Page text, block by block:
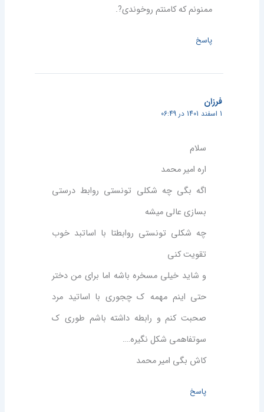
ممنونم که کامنتم رو‌خوندی?.
پاسخ
فرزان
1 اسفند 1401 در 06:49
سلام
اره امیر محمد
اگه بگی چه شکلی تونستی روابط درستی
بسازی عالی میشه
چه شکلی تونستی روابطتا با اساتبد خوب
تقویت کنی
و شاید خیلی مسخره باشه اما برای من دختر
حتی اینم مهمه ک چجوری با اساتید مرد
صحبت کنم و رابطه داشته باشم طوری ک
سوتفاهمی شکل نگیره….
کاش بگی امیر محمد
پاسخ